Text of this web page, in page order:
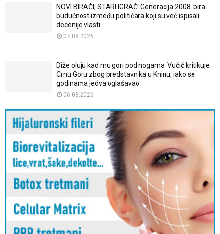
NOVI BIRAČI, STARI IGRAČI Generacija 2008. bira
budućnost između političara koji su već ispisali
decenije vlasti
07.08.2026
Diže oluju kad mu gori pod nogama: Vučić kritikuje
Crnu Goru zbog predstavnika u Kninu, iako se
godinama jedva oglašavao
06.08.2026